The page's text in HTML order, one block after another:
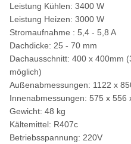
Leistung Kühlen: 3400 W
Leistung Heizen: 3000 W
Stromaufnahme : 5,4 - 5,8 A
Dachdicke: 25 - 70 mm
Dachausschnitt: 400 x 400mm
möglich)
Außenabmessungen: 1122 x
Innenabmessungen: 575 x 556
Gewicht: 48 kg
Kältemittel: R407c
Betriebsspannung: 220V